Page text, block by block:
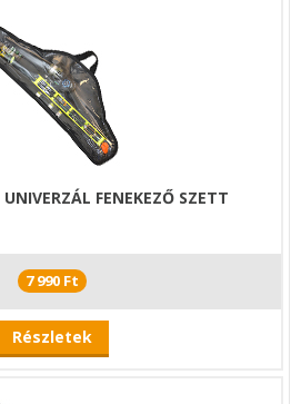
FENEKEZŐ SZETT
7 990 Ft
Részletek